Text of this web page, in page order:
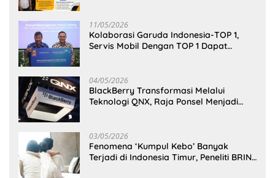
11/05/2026
Kolaborasi Garuda Indonesia-TOP 1,
Servis Mobil Dengan TOP 1 Dapat
04/05/2026
BlackBerry Transformasi Melalui
Teknologi QNX, Raja Ponsel Menjadi
03/05/2026
Fenomena ‘Kumpul Kebo’ Banyak
Terjadi di Indonesia Timur, Peneliti BRIN